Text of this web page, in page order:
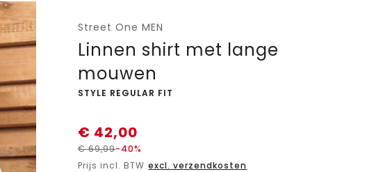
Street One MEN
Linnen shirt met lange
mouwen
-
STYLE REGULAR FIT
€ 42,00
€69,99-40%
Prijs incl. BTW excl. verzendkosten